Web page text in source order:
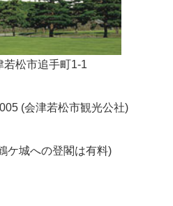
若松市追手町1-1
(会津若松市観光公社)
ケ城への登閣は有料)